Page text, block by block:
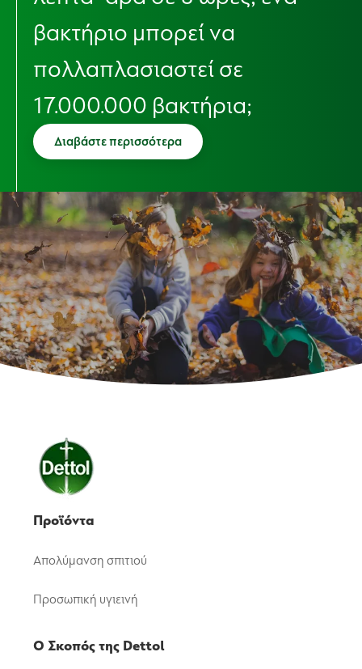
βακτήριο μπορεί να
πολλαπλασιαστεί σε
17.000.000 βακτήρια;
Διαβάστε περισσότερα
Προϊόντα
Απολύμανση σπιτιού
Προσωπική υγιεινή
Ο Σκοπός της Dettol